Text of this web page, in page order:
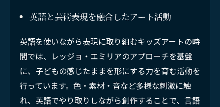
英語と芸術表現を融合したアート活動
英語を使いながら表現に取り組むキッズアートの時
間では、レッジョ・エミリアのアプローチを基盤
に、子どもの感じたままを形にする力を育む活動を
行っています。色・素材・音など多様な刺激に触
れ、英語でやり取りしながら創作することで、言語